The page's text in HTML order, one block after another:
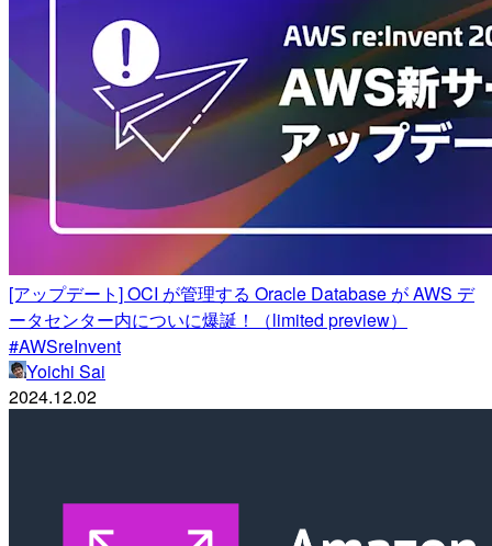
[アップデート] OCI が管理する Oracle Database が AWS デ
ータセンター内についに爆誕！（limited preview）
#AWSreInvent
Yoichi Sai
2024.12.02